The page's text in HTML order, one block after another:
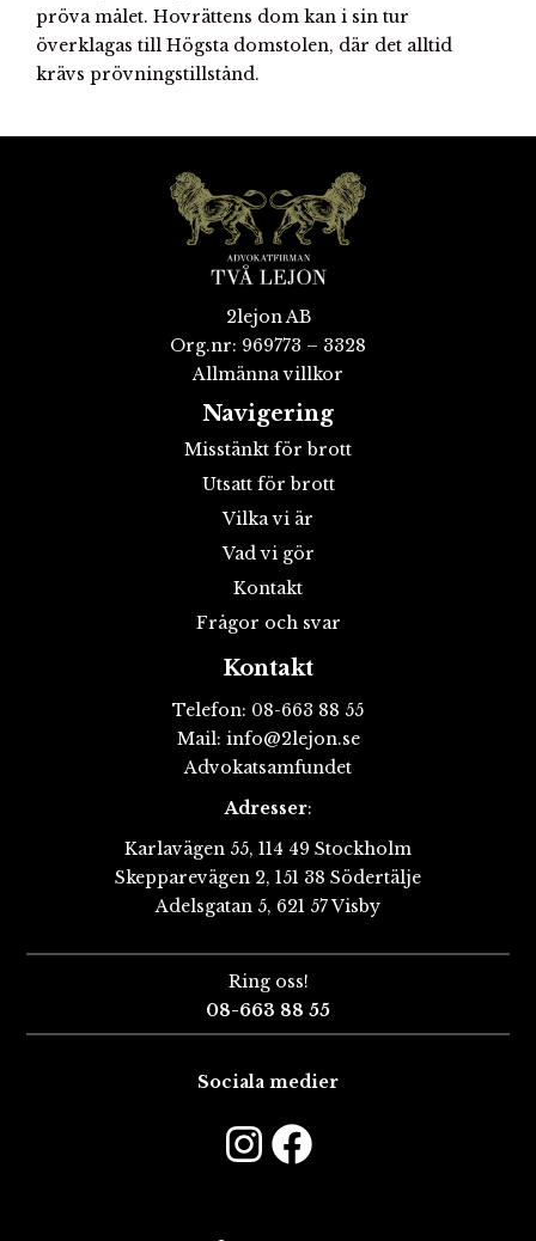
pröva målet. Hovrättens dom kan i sin tur
överklagas till Högsta domstolen, där det alltid
krävs prövningstillstånd.
2lejon AB
Org.nr: 969773 – 3328
Allmänna villkor
Navigering
Misstänkt för brott
Utsatt för brott
Vilka vi är
Vad vi gör
Kontakt
Frågor och svar
Kontakt
Telefon: 08-663 88 55
Mail: info@2lejon.se
Advokatsamfundet
Adresser:
Karlavägen 55, 114 49 Stockholm
Skepparevägen 2, 151 38 Södertälje
Adelsgatan 5, 621 57 Visby
Ring oss!
08-663 88 55
Sociala medier
Instagram